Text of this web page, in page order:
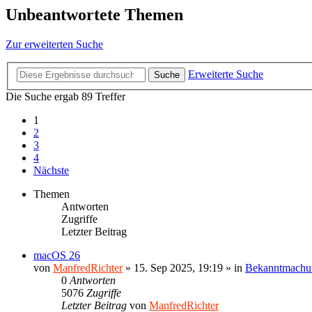
Unbeantwortete Themen
Zur erweiterten Suche
Suche
Erweiterte Suche
Die Suche ergab 89 Treffer
1
2
3
4
Nächste
Themen
Antworten
Zugriffe
Letzter Beitrag
macOS 26
von ManfredRichter» 15. Sep 2025, 19:19 » in
0 Antworten
5076 Zugriffe
Letzter Beitrag von ManfredRichter